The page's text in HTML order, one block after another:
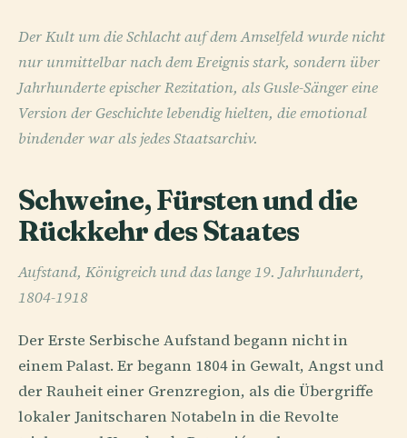
Der Kult um die Schlacht auf dem Amselfeld wurde nicht
nur unmittelbar nach dem Ereignis stark, sondern über
Jahrhunderte epischer Rezitation, als Gusle-Sänger eine
Version der Geschichte lebendig hielten, die emotional
bindender war als jedes Staatsarchiv.
Schweine, Fürsten und die
Rückkehr des Staates
Aufstand, Königreich und das lange 19. Jahrhundert,
1804-1918
Der Erste Serbische Aufstand begann nicht in
einem Palast. Er begann 1804 in Gewalt, Angst und
der Rauheit einer Grenzregion, als die Übergriffe
lokaler Janitscharen Notabeln in die Revolte